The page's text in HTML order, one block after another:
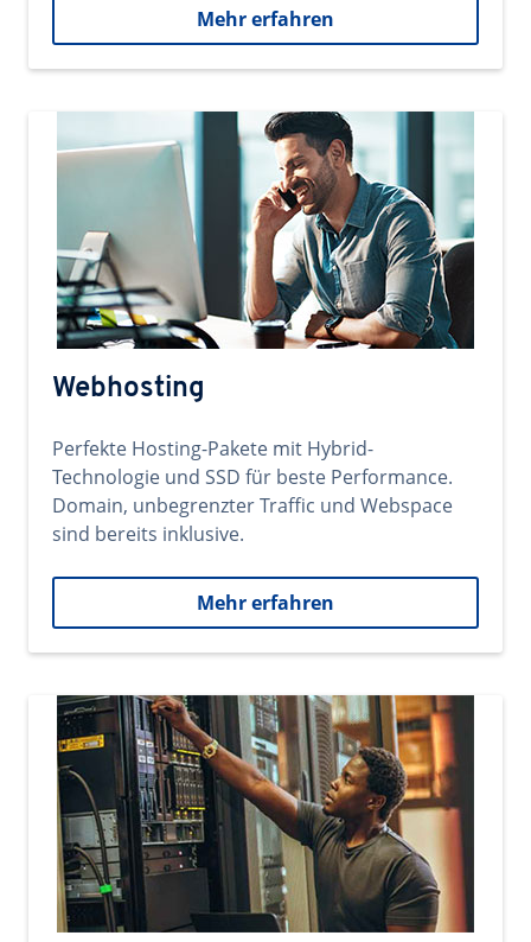
Mehr erfahren
Webhosting
Perfekte Hosting-Pakete mit Hybrid-
Technologie und SSD für beste Performance.
Domain, unbegrenzter Traffic und Webspace
sind bereits inklusive.
Mehr erfahren